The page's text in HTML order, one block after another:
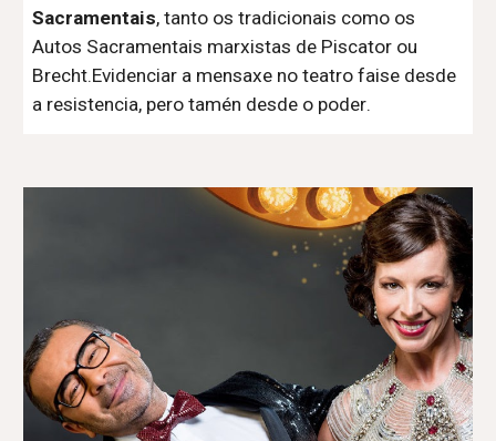
Sacramentais, tanto os tradicionais como os
Autos Sacramentais marxistas de Piscator ou
Brecht.Evidenciar a mensaxe no teatro faise desde
a resistencia, pero tamén desde o poder.